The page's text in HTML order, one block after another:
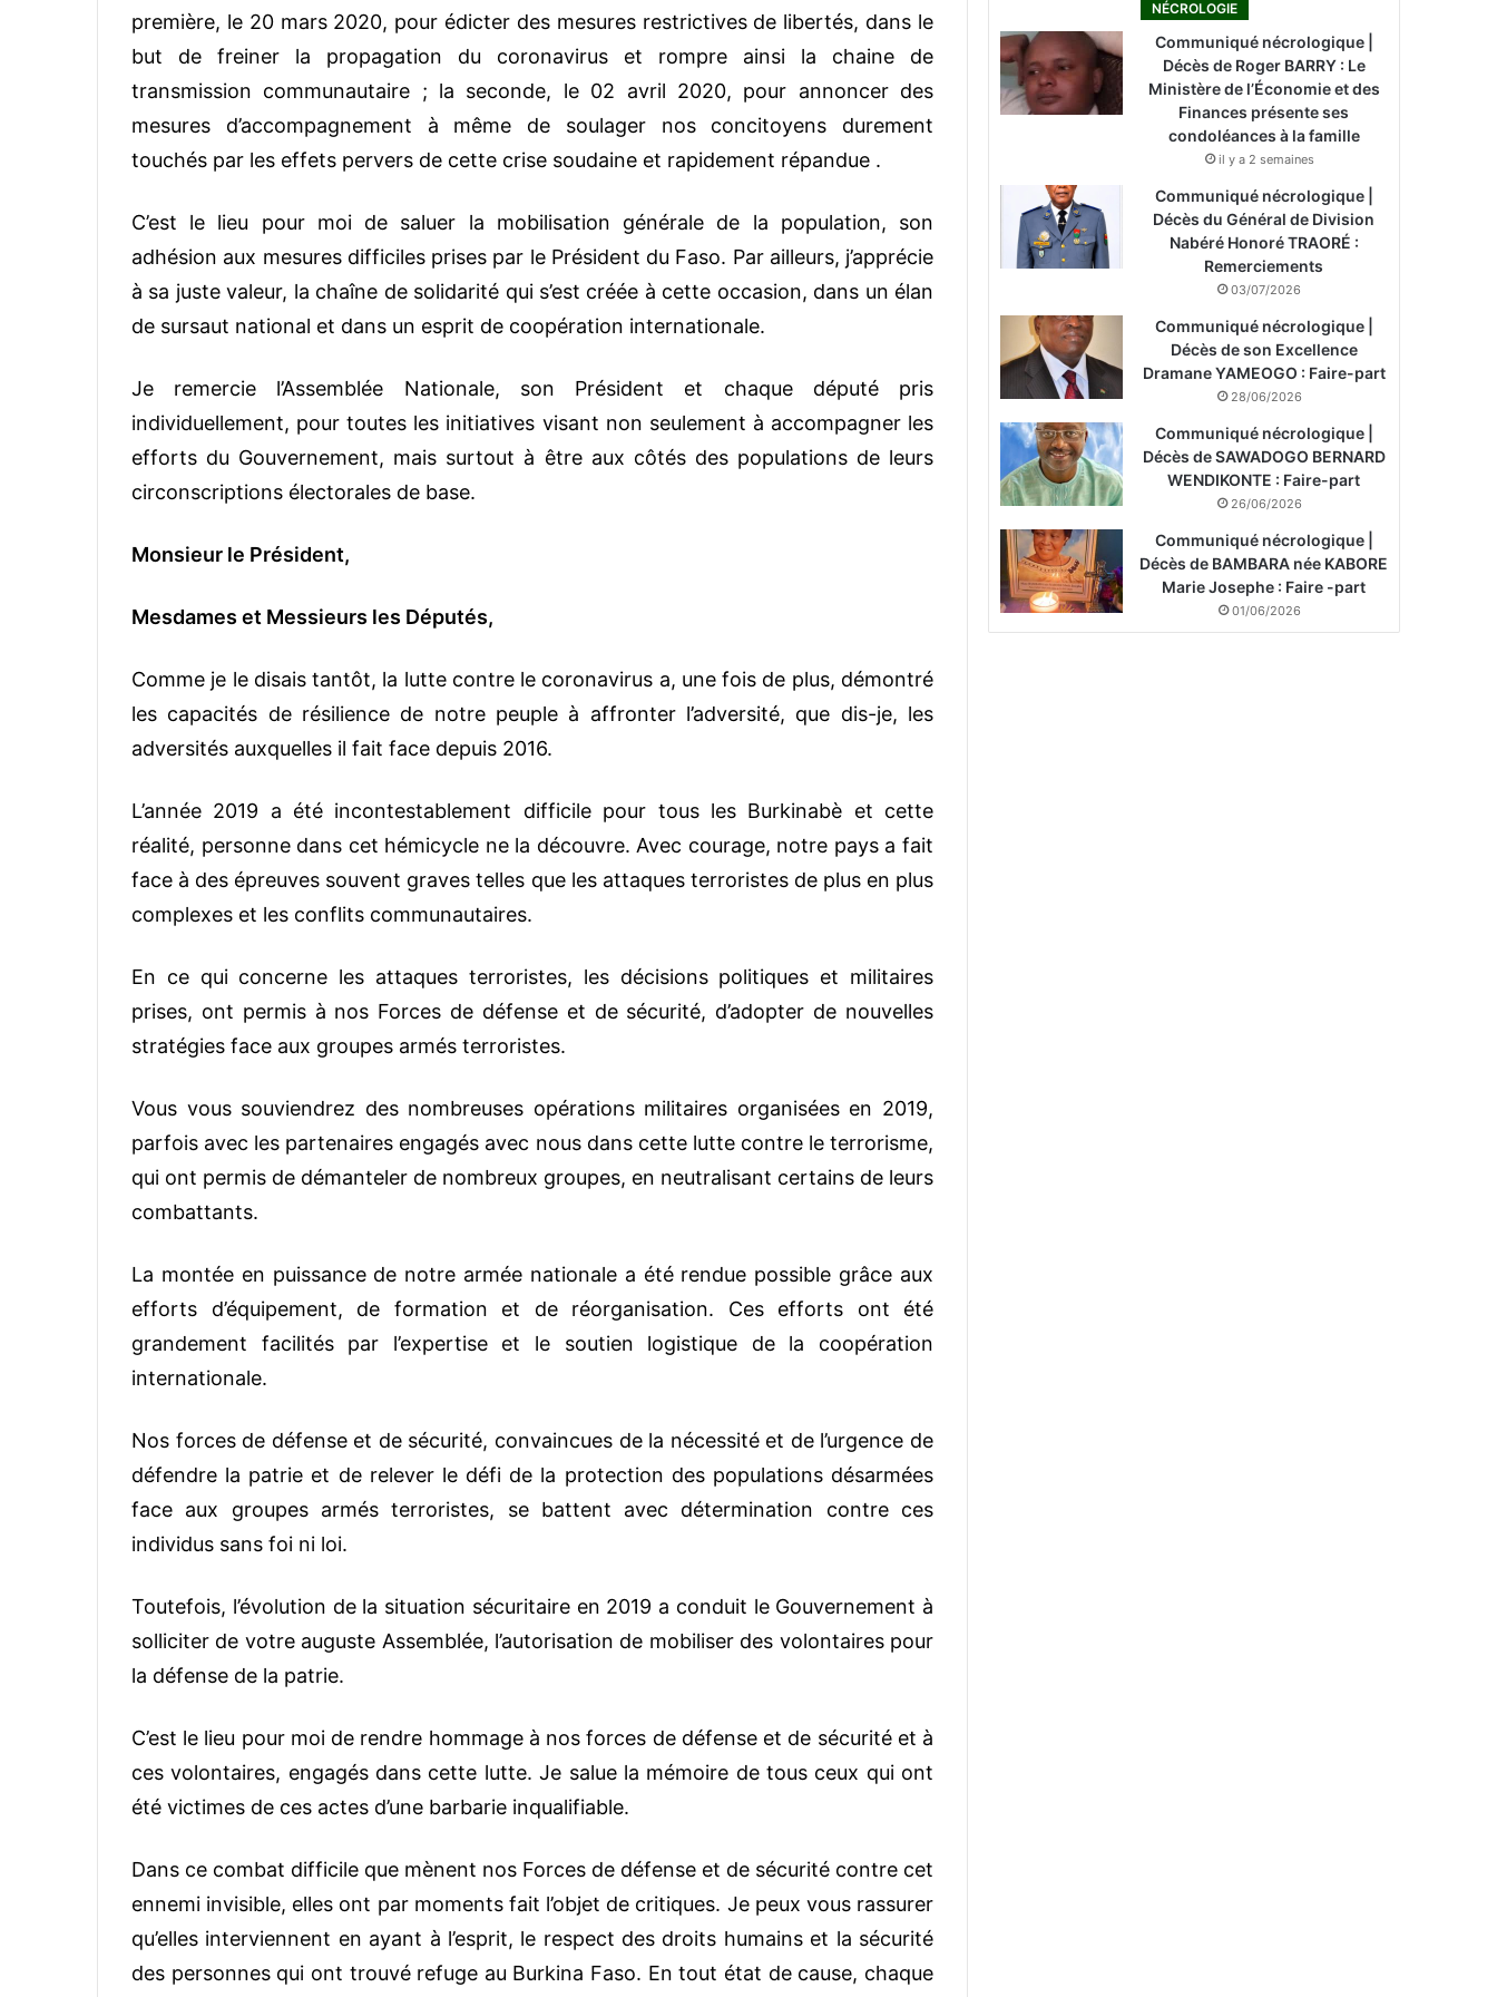
première, le 20 mars 2020, pour édicter des mesures restrictives de libertés, dans le
but de freiner la propagation du coronavirus et rompre ainsi la chaine de
transmission communautaire ; la seconde, le 02 avril 2020, pour annoncer des
mesures d’accompagnement à même de soulager nos concitoyens durement
touchés par les effets pervers de cette crise soudaine et rapidement répandue .
C’est le lieu pour moi de saluer la mobilisation générale de la population, son
adhésion aux mesures difficiles prises par le Président du Faso. Par ailleurs, j’apprécie
à sa juste valeur, la chaîne de solidarité qui s’est créée à cette occasion, dans un élan
de sursaut national et dans un esprit de coopération internationale.
Je remercie l’Assemblée Nationale, son Président et chaque député pris
individuellement, pour toutes les initiatives visant non seulement à accompagner les
efforts du Gouvernement, mais surtout à être aux côtés des populations de leurs
circonscriptions électorales de base.
Monsieur le Président,
Mesdames et Messieurs les Députés,
Comme je le disais tantôt, la lutte contre le coronavirus a, une fois de plus, démontré
les capacités de résilience de notre peuple à affronter l’adversité, que dis-je, les
adversités auxquelles il fait face depuis 2016.
L’année 2019 a été incontestablement difficile pour tous les Burkinabè et cette
réalité, personne dans cet hémicycle ne la découvre. Avec courage, notre pays a fait
face à des épreuves souvent graves telles que les attaques terroristes de plus en plus
complexes et les conflits communautaires.
En ce qui concerne les attaques terroristes, les décisions politiques et militaires
prises, ont permis à nos Forces de défense et de sécurité, d’adopter de nouvelles
stratégies face aux groupes armés terroristes.
Vous vous souviendrez des nombreuses opérations militaires organisées en 2019,
parfois avec les partenaires engagés avec nous dans cette lutte contre le terrorisme,
qui ont permis de démanteler de nombreux groupes, en neutralisant certains de leurs
combattants.
La montée en puissance de notre armée nationale a été rendue possible grâce aux
efforts d’équipement, de formation et de réorganisation. Ces efforts ont été
grandement facilités par l’expertise et le soutien logistique de la coopération
internationale.
Nos forces de défense et de sécurité, convaincues de la nécessité et de l’urgence de
défendre la patrie et de relever le défi de la protection des populations désarmées
face aux groupes armés terroristes, se battent avec détermination contre ces
individus sans foi ni loi.
Toutefois, l’évolution de la situation sécuritaire en 2019 a conduit le Gouvernement à
solliciter de votre auguste Assemblée, l’autorisation de mobiliser des volontaires pour
la défense de la patrie.
C’est le lieu pour moi de rendre hommage à nos forces de défense et de sécurité et à
ces volontaires, engagés dans cette lutte. Je salue la mémoire de tous ceux qui ont
été victimes de ces actes d’une barbarie inqualifiable.
Dans ce combat difficile que mènent nos Forces de défense et de sécurité contre cet
ennemi invisible, elles ont par moments fait l’objet de critiques. Je peux vous rassurer
qu’elles interviennent en ayant à l’esprit, le respect des droits humains et la sécurité
des personnes qui ont trouvé refuge au Burkina Faso. En tout état de cause, chaque
NÉCROLOGIE
Communiqué nécrologique |
Décès de Roger BARRY : Le
Ministère de l’Économie et des
Finances présente ses
condoléances à la famille
il y a 2 semaines
Communiqué nécrologique |
Décès du Général de Division
Nabéré Honoré TRAORÉ :
Remerciements
03/07/2026
Communiqué nécrologique |
Décès de son Excellence
Dramane YAMEOGO : Faire-part
28/06/2026
Communiqué nécrologique |
Décès de SAWADOGO BERNARD
WENDIKONTE : Faire-part
26/06/2026
Communiqué nécrologique |
Décès de BAMBARA née KABORE
Marie Josephe : Faire -part
01/06/2026